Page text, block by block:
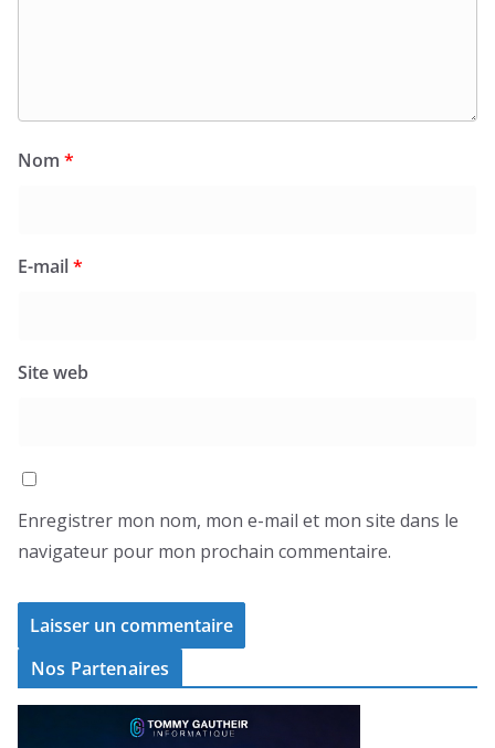
Nom *
E-mail*
Site web
Enregistrer mon nom, mon e-mail et mon site dans le
navigateur pour mon prochain commentaire.
Nos Partenaires